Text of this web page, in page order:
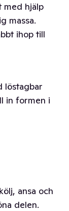
med hjälp
massa.
ihop till
löstagbar
in formen i
ansa och
delen.